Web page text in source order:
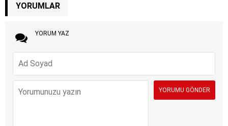
YORUMLAR
YORUM YAZ